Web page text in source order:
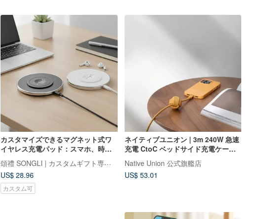
カスタマイズできるマグネット式ワ
イヤレス充電パッド：スマホ、時
計、イヤホンを充電。ギフトにも最
適
頌禮 SONGLI | カスタムギフト専門店
US$ 28.96
カスタム可
ネイティブユニオン | 3m 240W 急速
充電 CtoC ベッドサイド充電ケーブ
Native Union 公式旗艦店
US$ 53.01